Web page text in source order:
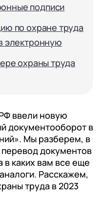
подписи
по охране труда
электронную
охраны труда
ввели новую
документооборот в
Мы разберем, в
документов
в каких вам все еще
Расскажем,
труда в 2023
на 1С:CRM или
(СЭД)
(FRP)